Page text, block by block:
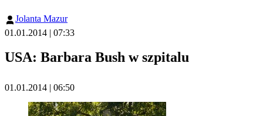
Jolanta Mazur
01.01.2014 | 07:33
USA: Barbara Bush w szpitalu
01.01.2014 | 06:50